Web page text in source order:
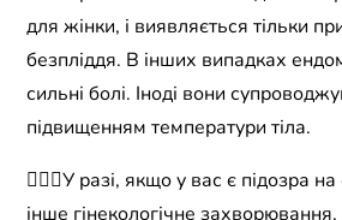
для жінки, і виявляється тільки
безпліддя. В інших випадках
сильні болі. Іноді вони
підвищенням температури тіла.
👩🏻‍⚕️У разі, якщо у вас є підозра
інше гінекологічне